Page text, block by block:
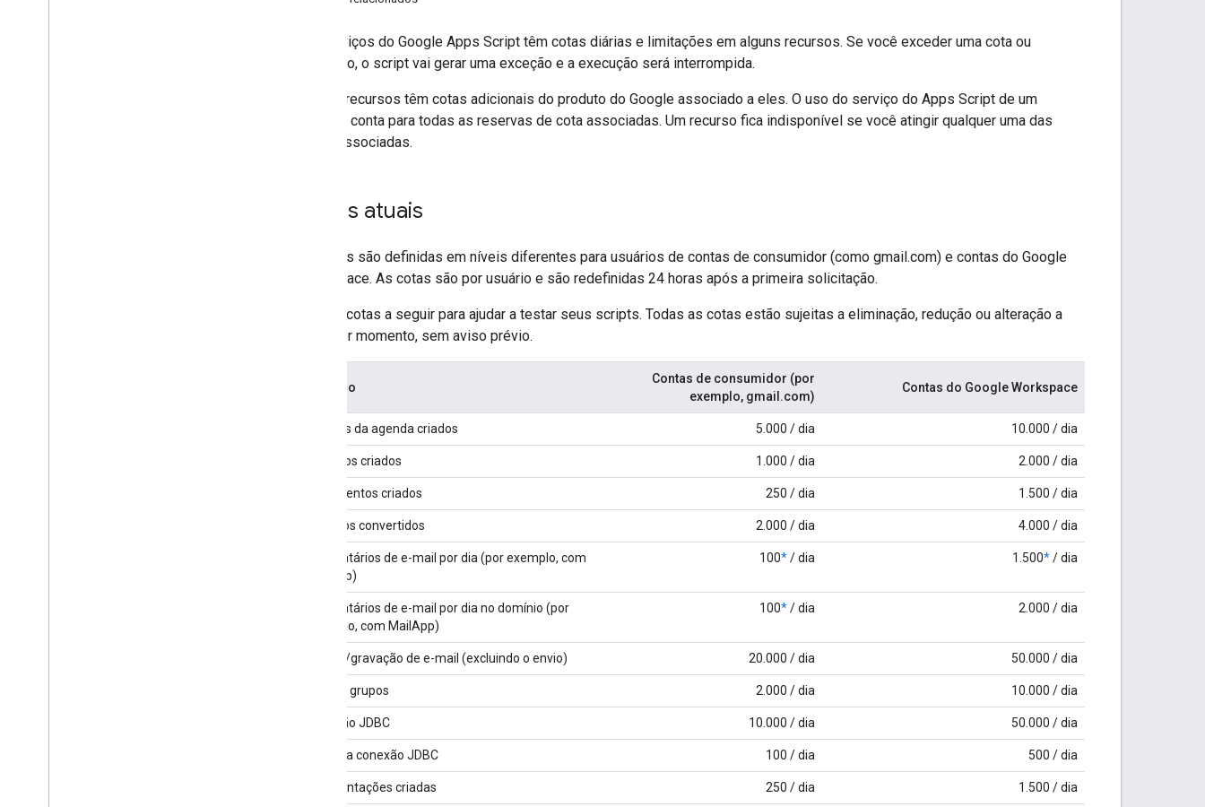
Os serviços do Google Apps Script têm cotas diárias e limitações em alguns recursos. Se você exceder uma cota ou
limitação, o script vai gerar uma exceção e a execução será interrompida.
Alguns recursos têm cotas adicionais do produto do Google associado a eles. O uso do serviço do Apps Script de um
produto conta para todas as reservas de cota associadas. Um recurso fica indisponível se você atingir qualquer uma das
cotas associadas.
Cotas atuais
As cotas são definidas em níveis diferentes para usuários de contas de consumidor (como gmail.com) e contas do Google
Workspace. As cotas são por usuário e são redefinidas 24 horas após a primeira solicitação.
Use as cotas a seguir para ajudar a testar seus scripts. Todas as cotas estão sujeitas a eliminação, redução ou alteração a
qualquer momento, sem aviso prévio.
Recurso
Contas de consumidor (por
exemplo, gmail.com)
Contas do Google Workspace
Eventos da agenda criados 5.000 / dia 10.000 / dia
Contatos criados 1.000 / dia 2.000 / dia
Documentos criados 250 / dia 1.500 / dia
Arquivos convertidos 2.000 / dia 4.000 / dia
Destinatários de e-mail por dia (por exemplo, com
MailApp)
100*/ dia 1.500*/ dia
Destinatários de e-mail por dia no domínio (por
exemplo, com MailApp)
100*/ dia 2.000 / dia
Leitura/gravação de e-mail (excluindo o envio) 20.000 / dia 50.000 / dia
Ler nos grupos 2.000 / dia 10.000 / dia
Conexão JDBC 10.000 / dia 50.000 / dia
Falha na conexão JDBC 100 / dia 500 / dia
Apresentações criadas 250 / dia 1.500 / dia